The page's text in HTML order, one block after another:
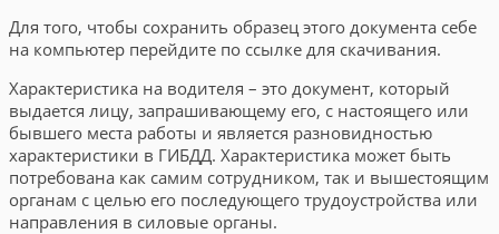
Для того, чтобы сохранить образец этого документа себе
на компьютер перейдите по ссылке для скачивания.
Характеристика на водителя – это документ, который
выдается лицу, запрашивающему его, с настоящего или
бывшего места работы и является разновидностью
характеристики в ГИБДД. Характеристика может быть
потребована как самим сотрудником, так и вышестоящим
органам с целью его последующего трудоустройства или
направления в силовые органы.